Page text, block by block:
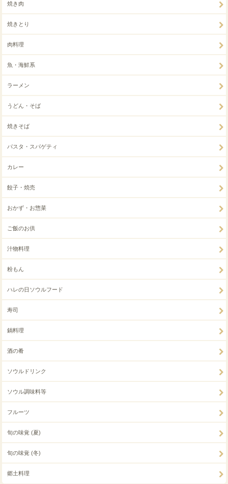
焼き肉
焼きとり
肉料理
魚・海鮮系
ラーメン
うどん・そば
焼きそば
パスタ・スパゲティ
カレー
餃子・焼売
おかず・お惣菜
ご飯のお供
汁物料理
粉もん
ハレの日ソウルフード
寿司
鍋料理
酒の肴
ソウルドリンク
ソウル調味料等
フルーツ
旬の味覚 (夏)
旬の味覚 (冬)
郷土料理